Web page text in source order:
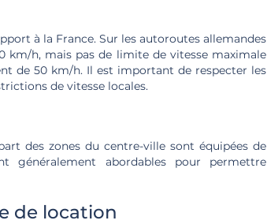
à la France. Sur les autoroutes allemandes
km/h, mais pas de limite de vitesse maximale
de 50 km/h. Il est important de respecter les
de vitesse locales.
des zones du centre-ville sont équipées de
généralement abordables pour permettre
de location